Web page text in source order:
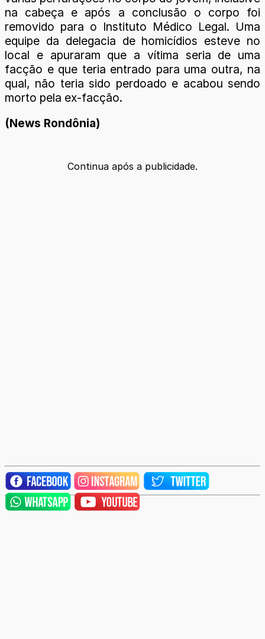
na cabeça e após a conclusão o corpo foi
removido para o Instituto Médico Legal. Uma
equipe da delegacia de homicídios esteve no
local e apuraram que a vítima seria de uma
facção e que teria entrado para uma outra, na
qual, não teria sido perdoado e acabou sendo
morto pela ex-facção.
(News Rondônia)
Continua após a publicidade.